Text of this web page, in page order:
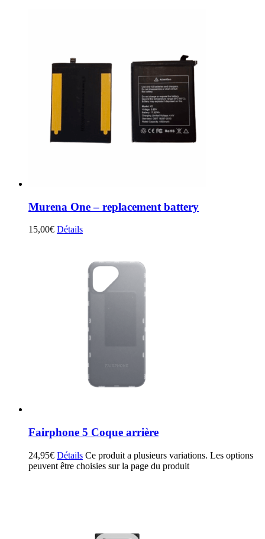
Murena One – replacement battery
15,00€ Détails
Fairphone 5 Coque arrière
24,95€ Détails Ce produit a plusieurs variations. Les options
peuvent être choisies sur la page du produit